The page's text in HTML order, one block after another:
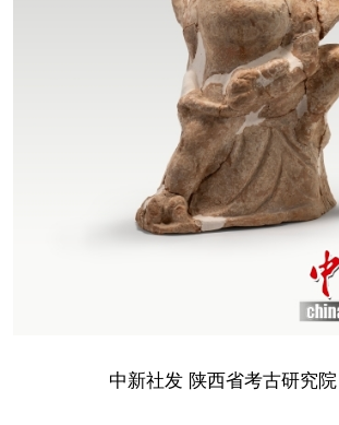
中新社发 陕西省考古研究院